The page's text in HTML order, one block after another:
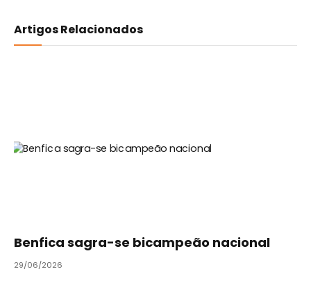
Artigos Relacionados
Benfica sagra-se bicampeão nacional
29/06/2026